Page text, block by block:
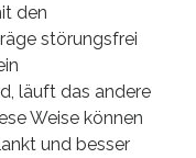
den
störungsfrei
läuft das andere
Weise können
und besser